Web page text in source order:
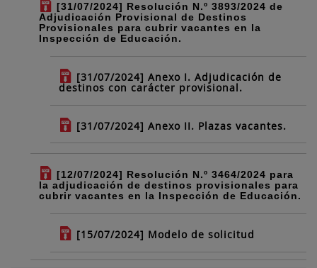
[31/07/2024] Resolución N.º 3893/2024 de
Adjudicación Provisional de Destinos
Provisionales para cubrir vacantes en la
Inspección de Educación.
[31/07/2024] Anexo I. Adjudicación de
destinos con carácter provisional.
[31/07/2024] Anexo II. Plazas vacantes.
[12/07/2024] Resolución N.º 3464/2024 para
la adjudicación de destinos provisionales para
cubrir vacantes en la Inspección de Educación.
[15/07/2024] Modelo de solicitud